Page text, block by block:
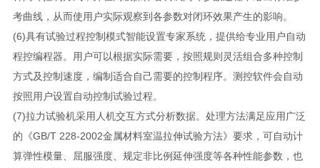
考曲线，从而使用户实际观察到各参数对闭环效果产生的影响。
(6)具有试验过程控制模式智能设置专家系统，提供给专业用户自动
程控编程器。用户可以根据实际需要，按照规则灵活组合多种控制
方式及控制速度，编制适合自己需要的控制程序。测控软件会自动
按照用户设置自动控制试验过程。
(7)拉力试验机采用人机交互方式分析数据。处理方法满足应用广泛
的《GB/T 228-2002金属材料室温拉伸试验方法》要求，可自动计
算弹性模量、屈服强度、规定非比例延伸强度等各种性能参数，也